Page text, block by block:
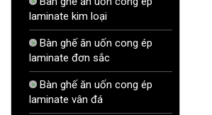
laminate kim loại
Bàn ghế ăn uốn cong ép
laminate đơn sắc
Bàn ghế ăn uốn cong ép
laminate vân đá